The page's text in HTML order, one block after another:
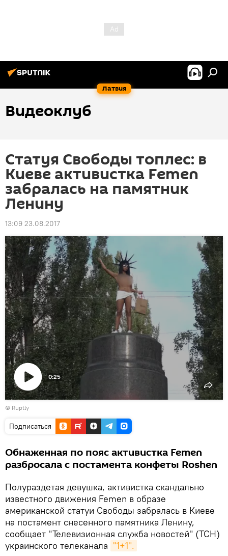
Латвия
Видеоклуб
Статуя Свободы топлес: в
Киеве активистка Femen
забралась на памятник
Ленину
13:09 23.08.2017
Воспроизвести
видео
0:25
© Ruptly
Подписаться
Обнаженная по пояс активистка Femen
разбросала с постамента конфеты Roshen
Полураздетая девушка, активистка скандально
известного движения Femen в образе
американской статуи Свободы забралась в Киеве
на постамент снесенного памятника Ленину,
сообщает "Телевизионная служба новостей" (ТСН)
украинского телеканала "1+1".